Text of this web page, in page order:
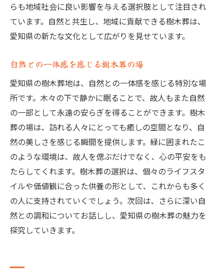
らも地域社会に良い影響を与える選択肢として注目され
ています。自然と共生し、地域に貢献できる樹木葬は、
愛知県の新たな文化として広がりを見せています。
自然との一体感を感じる樹木葬の場
愛知県の樹木葬地は、自然との一体感を感じる特別な場
所です。木々の下で静かに眠ることで、故人もまた自然
の一部として永遠の安らぎを得ることができます。樹木
葬の場は、訪れる人々にとっても癒しの空間となり、自
然の美しさを感じる瞬間を提供します。緑に囲まれたこ
のような環境は、故人を偲ぶだけでなく、心の平安をも
たらしてくれます。樹木葬の選択は、個々のライフスタ
イルや価値観に合った供養の形として、これからも多く
の人に支持されていくでしょう。次回は、さらに深い自
然との調和についてお話しし、愛知県の樹木葬の魅力を
探究していきます。